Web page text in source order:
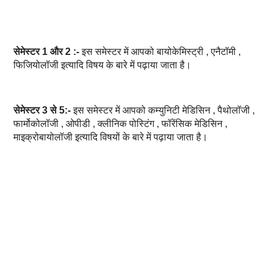
सेमेस्टर 1 और 2 :-इस समेस्टर में आपको बायोकेमिस्ट्री , एनैटॉमी ,
फिजियोलॉजी इत्यादि विषय के बारे में पढ़ाया जाता है।
सेमेस्टर 3 से 5:-इस समेस्टर में आपको कम्युनिटी मेडिसिन , पैथोलॉजी ,
फार्मोकोलॉजी , ओपीडी , क्लीनिक पोस्टिंग , फॉरेंसिक मेडिसिन ,
माइक्रोबायोलॉजी इत्यादि विषयों के बारे में पढ़ाया जाता है।